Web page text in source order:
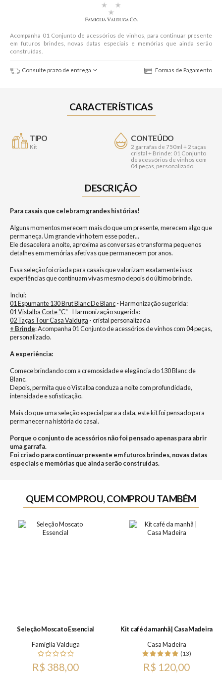
Acompanha 01 Conjunto de acessórios de vinhos, para continuar presente
em futuros brindes, novas datas especiais e memórias que ainda serão
construídas.
Consulte prazo de entrega Formas de Pagamento
CARACTERÍSTICAS
TIPO
Kit
CONTEÚDO
2 garrafas de 750ml + 2 taças
cristal + Brinde: 01 Conjunto
de acessórios de vinhos com
04 peças, personalizado.
DESCRIÇÃO
Para casais que celebram grandes histórias!
Alguns momentos merecem mais do que um presente, merecem algo que
permaneça. Um grande vinho tem esse poder...
Ele desacelera a noite, aproxima as conversas e transforma pequenos
detalhes em memórias afetivas que permanecem por anos.
Essa seleção foi criada para casais que valorizam exatamente isso:
experiências que continuam vivas mesmo depois do último brinde.
Inclui:
01Espumante 130 Brut Blanc De Blanc- Harmonização sugerida:
01Vistalba Corte "C" - Harmonização sugerida:
02Taças Tour Casa Valduga - cristal personalizada
+ Brinde: Acompanha 01 Conjunto de acessórios de vinhos com 04 peças,
personalizado.
A experiência:
Comece brindando com a cremosidade e elegância do 130 Blanc de
Blanc.
Depois, permita que o Vistalba conduza a noite com profundidade,
intensidade e sofisticação.
Mais do que uma seleção especial para a data, este kit foi pensado para
permanecer na história do casal.
Porque o conjunto de acessórios não foi pensado apenas para abrir
uma garrafa.
Foi criado para continuar presente em futuros brindes, novas datas
especiais e memórias que ainda serão construídas.
QUEM COMPROU, COMPROU TAMBÉM
Seleção Moscato Essencial
Famiglia Valduga
R$ 388,00
Kit café da manhã | Casa Madeira
Casa Madeira
(13)
R$ 120,00